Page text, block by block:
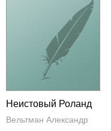
Неистовый Роланд
Вельтман Александр